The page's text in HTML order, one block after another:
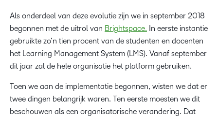
Als onderdeel van deze evolutie zijn we in september 2018
begonnen met de uitrol van Brightspace. In eerste instantie
gebruikte zo’n tien procent van de studenten en docenten
het Learning Management System (LMS). Vanaf september
dit jaar zal de hele organisatie het platform gebruiken.
Toen we aan de implementatie begonnen, wisten we dat er
twee dingen belangrijk waren. Ten eerste moesten we dit
beschouwen als een organisatorische verandering. Dat